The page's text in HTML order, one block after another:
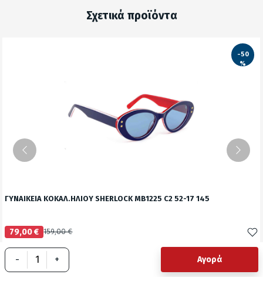
- + Αγορά
Σχετικά προϊόντα
-50
%
ΓΥΝΑΙΚΕΙΑ ΚΟΚΑΛ.ΗΛΙΟΥ SHERLOCK MB1225 C2 52-17 145
79,00 € 159,00 €
Δείτε το προϊόν
test False